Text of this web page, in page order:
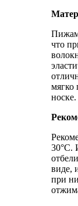
что
мягко
носке.
30°C.
виде,
при